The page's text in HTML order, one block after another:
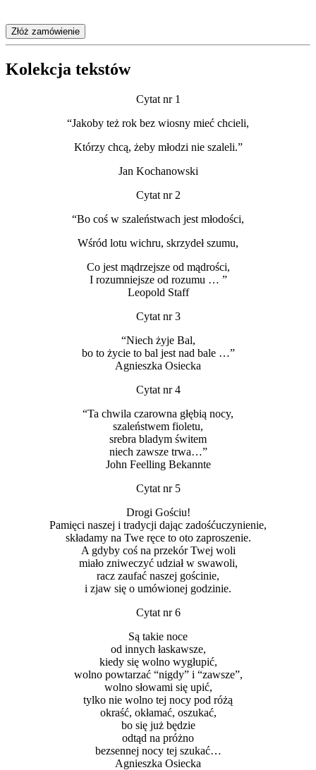
Złóż zamówienie
Kolekcja tekstów
Cytat nr 1
“Jakoby też rok bez wiosny mieć chcieli,
Którzy chcą, żeby młodzi nie szaleli.”
Jan Kochanowski
Cytat nr 2
“Bo coś w szaleństwach jest młodości,
Wśród lotu wichru, skrzydeł szumu,
Co jest mądrzejsze od mądrości,
I rozumniejsze od rozumu … ”
Leopold Staff
Cytat nr 3
“Niech żyje Bal,
bo to życie to bal jest nad bale …”
Agnieszka Osiecka
Cytat nr 4
“Ta chwila czarowna głębią nocy,
szaleństwem fioletu,
srebra bladym świtem
niech zawsze trwa…”
John Feelling Bekannte
Cytat nr 5
Drogi Gościu!
Pamięci naszej i tradycji dając zadośćuczynienie,
składamy na Twe ręce to oto zaproszenie.
A gdyby coś na przekór Twej woli
miało zniweczyć udział w swawoli,
racz zaufać naszej gościnie,
i zjaw się o umówionej godzinie.
Cytat nr 6
Są takie noce
od innych łaskawsze,
kiedy się wolno wygłupić,
wolno powtarzać “nigdy” i “zawsze”,
wolno słowami się upić,
tylko nie wolno tej nocy pod różą
okraść, okłamać, oszukać,
bo się już będzie
odtąd na próżno
bezsennej nocy tej szukać…
Agnieszka Osiecka